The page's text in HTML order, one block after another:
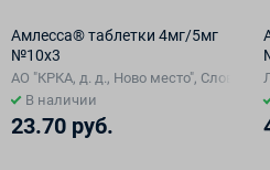
Амлесса® таблетки 4мг/5мг
№10х3
АО "КРКА, д. д., Ново место", Словения
В наличии
23.70 руб.